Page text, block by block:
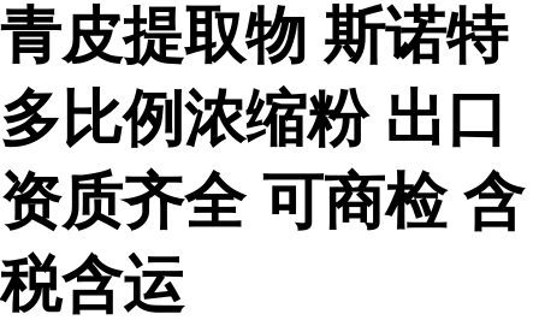
青皮提取物 斯诺特
多比例浓缩粉 出口
资质齐全 可商检 含
税含运